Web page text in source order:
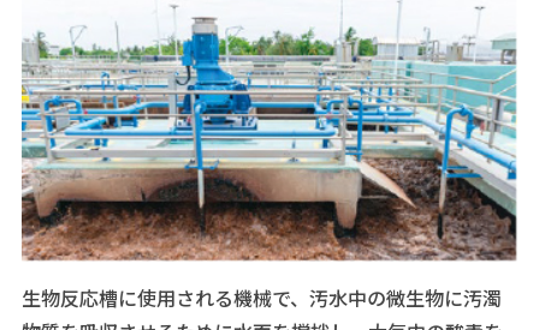
生物反応槽に使用される機械で、汚水中の微生物に汚濁